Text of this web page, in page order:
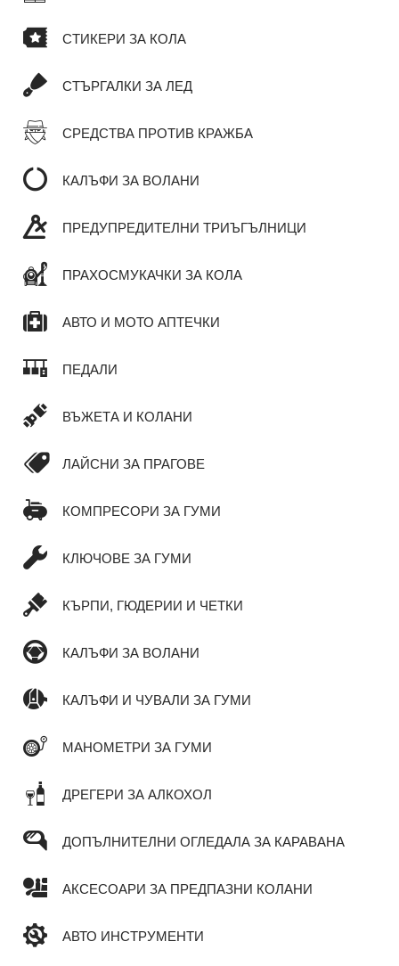
СТИКЕРИ ЗА КОЛА
СТЪРГАЛКИ ЗА ЛЕД
СРЕДСТВА ПРОТИВ КРАЖБА
КАЛЪФИ ЗА ВОЛАНИ
ПРЕДУПРЕДИТЕЛНИ ТРИЪГЪЛНИЦИ
ПРАХОСМУКАЧКИ ЗА КОЛА
АВТО И МОТО АПТЕЧКИ
ПЕДАЛИ
ВЪЖЕТА И КОЛАНИ
ЛАЙСНИ ЗА ПРАГОВЕ
КОМПРЕСОРИ ЗА ГУМИ
КЛЮЧОВЕ ЗА ГУМИ
КЪРПИ, ГЮДЕРИИ И ЧЕТКИ
КАЛЪФИ ЗА ВОЛАНИ
КАЛЪФИ И ЧУВАЛИ ЗА ГУМИ
МАНОМЕТРИ ЗА ГУМИ
ДРЕГЕРИ ЗА АЛКОХОЛ
ДОПЪЛНИТЕЛНИ ОГЛЕДАЛА ЗА КАРАВАНА
АКСЕСОАРИ ЗА ПРЕДПАЗНИ КОЛАНИ
АВТО ИНСТРУМЕНТИ